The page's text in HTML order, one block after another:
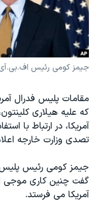
فرهنگ و زندگی
حقوق شهروندی
اقتصادی
علم و فناوری
گالری عکس
آرشیو پخش زنده
مستندها
انتخابات ریاست جمهوری
حمله جمهوری اسلامی به
رمز مهسا
اعتراضات زن، زندگی،
مجموعه مستندهای
تریبونال مردمی آبان ۹۸
چهل سال گروگان‌گیری
قانون شفافیت دارائی
دنبال کنید
جیمز کومی رئیس
مقامات پلیس فدرال
که علیه هیلاری
آمریکا، در ارتباط با
تصدی وزارت خارجه
جیمز کومی رئیس پلیس
گفت چنین کاری موجی
آمریکا می فرستد.